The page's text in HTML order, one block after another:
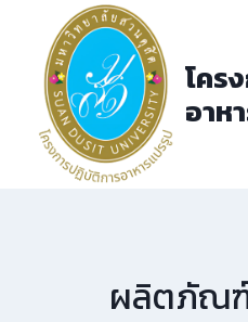
content
โคร
อาห
ผลิตภัณ